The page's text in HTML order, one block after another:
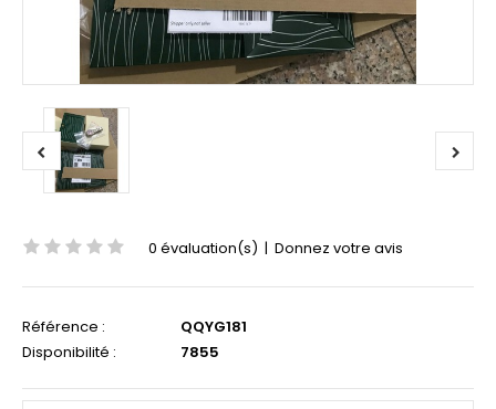
0 évaluation(s) | Donnez votre avis
Référence :
QQYG181
Disponibilité :
7855